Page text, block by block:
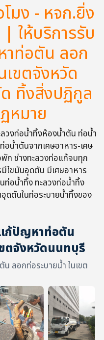
มง - หจก.ยิ่ง
ให้บริการรับ
ท่อตัน ลอก
เขตจังหวัด
ทิ้งสิ่งปฏิกูล
หมาย
งท่อน้ำทิ้งห้องน้ำตัน ท่อน้ำ
น้ำตันจากเศษอาหาร-เศษ
ก ช่างทะลวงท่อแก้จบทุก
ไขมันอุดตัน มีเศษอาหาร
อน้ำทิ้ง ทะลวงท่อน้ำทิ้ง
ดตันในท่อระบายน้ำทิ้งของ
ก้ปัญหาท่อตัน
ตจังหวัดนนทบุรี
ลอกท่อระบายน้ำ ในเขต